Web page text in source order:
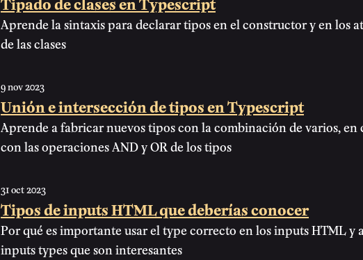
Aprende la sintaxis para declarar tipos en el constructor y en los
de las clases
9 nov 2023
Unión e intersección de tipos en Typescript
Aprende a fabricar nuevos tipos con la combinación de varios, en
con las operaciones AND y OR de los tipos
31 oct 2023
Tipos de inputs HTML que deberías conocer
Por qué es importante usar el type correcto en los inputs HTML y
inputs types que son interesantes